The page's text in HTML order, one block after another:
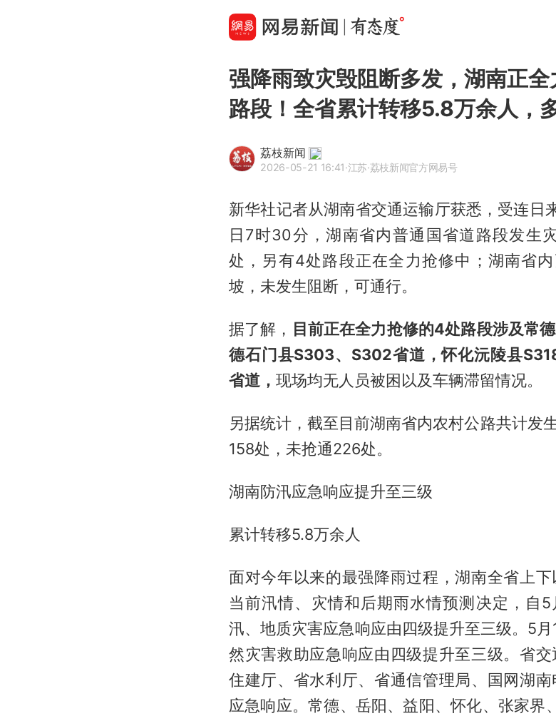
强降雨致灾毁阻断多发，湖南正
路段！全省累计转移5.8万余人，
荔枝新闻
2026-05-21 16:41·江苏·荔枝新闻官方网易号
新华社记者从湖南省交通运输厅获悉，受连日
日7时30分，湖南省内普通国省道路段发生
处，另有4处路段正在全力抢修中；湖南省
坡，未发生阻断，可通行。
据了解， 目前正在全力抢修的4处路段涉及常
德石门县S303、S302省道，怀化沅陵县
省道， 现场均无人员被困以及车辆滞留情况。
另据统计，截至目前湖南省内农村公路共计发
158处，未抢通226处。
湖南防汛应急响应提升至三级
累计转移5.8万余人
面对今年以来的最强降雨过程，湖南全省上
当前汛情、灾情和后期雨水情预测决定，自
汛、地质灾害应急响应由四级提升至三级。5
然灾害救助应急响应由四级提升至三级。省
住建厅、省水利厅、省通信管理局、国网湖
应急响应。常德、岳阳、益阳、怀化、张家界